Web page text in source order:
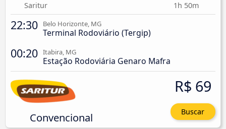
Saritur
1h 50m
22:30 Belo Horizonte, MG
Terminal Rodoviário (Tergip)
00:20 Itabira, MG
Estação Rodoviária Genaro Mafra
Convencional
R$ 69
Buscar